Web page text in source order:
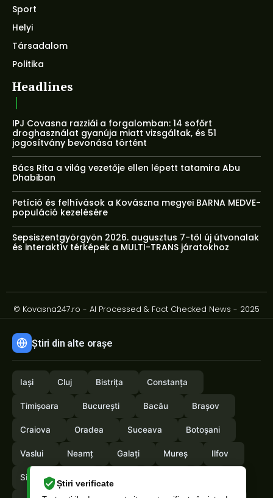
Știri verificate
Sport
Helyi
Társadalom
Politika
Headlines
IPJ Covasna razziái a forgalomban: 14 sofőrt
droghasználat gyanúja miatt vizsgáltak, és 51
jogosítvány bevonása történt
Bács Rita a világ vezetője ellen lépett tatamira Abu
Dhabiban
Petíció és felhívások a Kovászna megyei BARNA MEDVE-
populáció kezelésére
Sepsiszentgyörgyön 2026. augusztus 7-től új útvonalak
és interaktív térképek a MULTI-TRANS járatokhoz
© Kovasna247.ro - AI Processed & Fact Checked News - 2025
Știri din alte orașe
Iași Cluj Bistrița Constanța
Timișoara București Bacău Brașov
Craiova Oradea Suceava Botoșani
Vaslui Neamț Galați Mureș Ilfov
Sibiu